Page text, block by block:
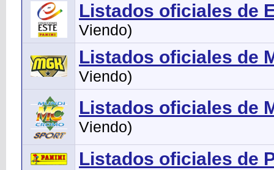
Listados oficiales de
Viendo)
Listados oficiales de
Viendo)
Listados oficiales de
Viendo)
Listados oficiales de